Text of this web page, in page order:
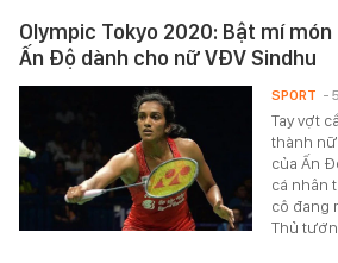
Olympic Tokyo 2020: Bật mí
Ấn Độ dành cho nữ VĐV Sindhu
Tay vợt
thành
của Ấn
cá nhân
cô đang
Thủ
SPORT -